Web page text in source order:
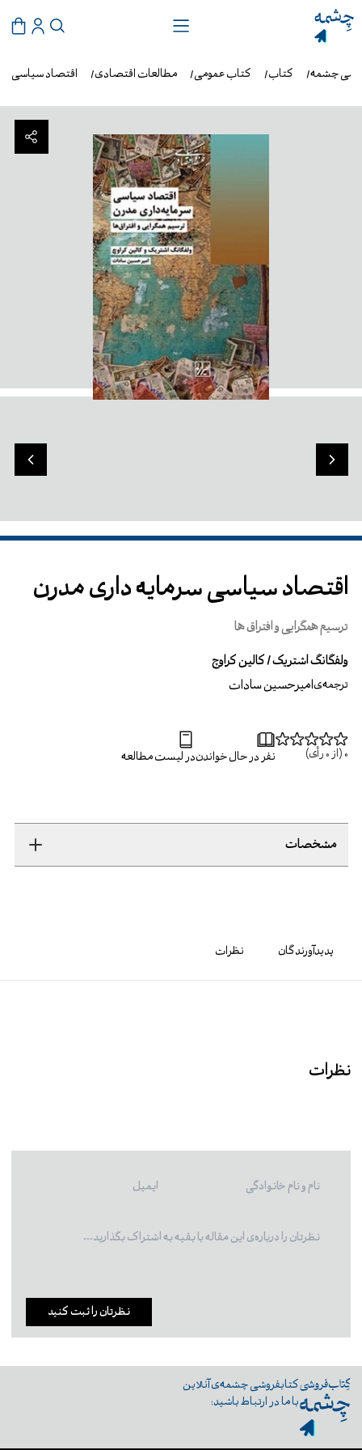
اقتصاد سیاسی مطالعات اقتصادی کتاب عمومی کتاب چشمه
اقتصاد سیاسی سرمایه داری مدرن
ترسیم همگرایی و افتراق ها
ولفگانگ اشتریک / کالین کراوچ
ترجمه‌یامیرحسین سادات
0 (از 0 رأی) نفر در حال خواندندر لیست مطالعه
مشخصات
پدیدآورندگان نظرات
نظرات
نظرتان را ثبت کنید
کتابفروشی چشمه‌ی آنلاین
با ما در ارتباط باشید: